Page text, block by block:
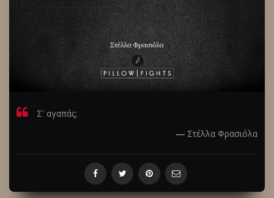
Σ' αγαπάς;
― Στέλλα Φρασιόλα